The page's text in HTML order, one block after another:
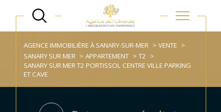
AGENCE IMMOBILIÈRE À SANARY-SUR-MER
VENTE
SANARY SUR MER
APPARTEMENT
T2
SANARY SUR MER T2 PORTISSOL CENTRE VILLE PARKING
ET CAVE